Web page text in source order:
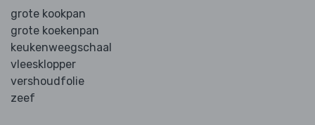
grote kookpan
grote koekenpan
keukenweegschaal
vleesklopper
vershoudfolie
zeef